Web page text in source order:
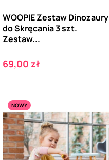
WOOPIE Zestaw Dinozaury
do Skręcania 3 szt.
Zestaw...
Cena
69,00 zł
NOWY